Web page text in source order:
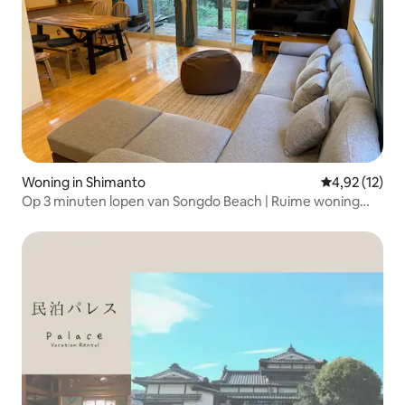
Woning in Shimanto Gemiddelde
4,92 (12)
Op 3 minuten lopen van Songdo Beach | Ruime woning
mogelijk